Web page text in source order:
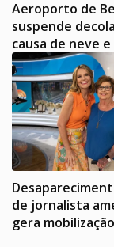
Aeroporto de
suspende
causa de neve
de jornalista
gera